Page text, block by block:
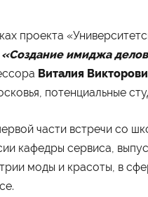
и связи с общественностью
форма обучения
заочная форма обучения
проекта
«Создание имиджа
Виталия
потенциальные
части встречи со
кафедры сервиса,
моды и красоты, в